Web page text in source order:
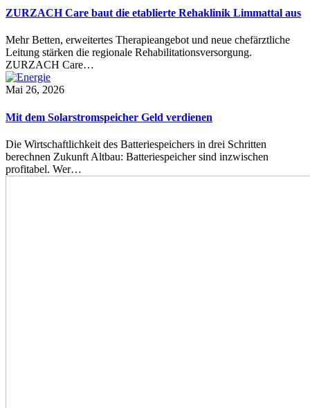
ZURZACH Care baut die etablierte Rehaklinik Limmattal aus
Mehr Betten, erweitertes Therapieangebot und neue chefärztliche
Leitung stärken die regionale Rehabilitationsversorgung.
ZURZACH Care…
Mai 26, 2026
Mit dem Solarstromspeicher Geld verdienen
Die Wirtschaftlichkeit des Batteriespeichers in drei Schritten
berechnen Zukunft Altbau: Batteriespeicher sind inzwischen
profitabel. Wer…